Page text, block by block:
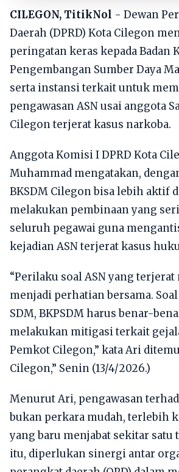
CILEGON, TitikNol - Dewan
Daerah (DPRD) Kota Cilegon
peringatan keras kepada Badan
Pengembangan Sumber Daya
serta instansi terkait untuk
pengawasan ASN usai anggota
Cilegon terjerat kasus narkoba.
Anggota Komisi I DPRD Kota
Muhammad mengatakan,
BKSDM Cilegon bisa lebih aktif
melakukan pembinaan yang
seluruh pegawai guna
kejadian ASN terjerat kasus
“Perilaku soal ASN yang
menjadi perhatian bersama.
SDM, BKPSDM harus benar-
melakukan mitigasi terkait
Pemkot Cilegon,” kata Ari
Cilegon,” Senin (13/4/2026.)
Menurut Ari, pengawasan
bukan perkara mudah, terlebih
yang baru menjabat sekitar satu
itu, diperlukan sinergi antar